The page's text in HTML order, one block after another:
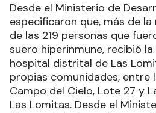
Desde el Ministerio de
especificaron que, más de
de las 219 personas que
suero hiperinmune, recibió
hospital distrital de Las
propias comunidades, entre
Campo del Cielo, Lote 27 y
Las Lomitas. Desde el